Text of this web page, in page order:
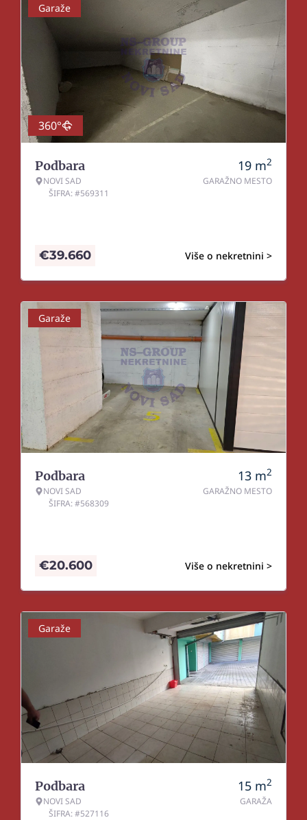
Garaže
360°
Podbara
NOVI SAD
ŠIFRA: #569311
19 m2
GARAŽNO MESTO
Više o nekretnini >
€39.660
Garaže
Podbara
NOVI SAD
ŠIFRA: #568309
13 m2
GARAŽNO MESTO
Više o nekretnini >
€20.600
Garaže
Podbara
NOVI SAD
ŠIFRA: #527116
15 m2
GARAŽA